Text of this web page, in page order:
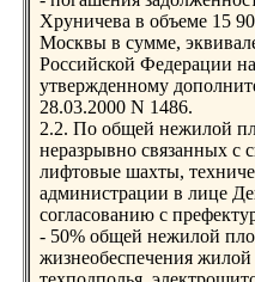
Хруничева в объеме 15
Москвы в сумме,
Российской Федерации
утвержденному
28.03.2000 N 1486.
2.2. По общей нежилой
неразрывно связанных с
лифтовые шахты,
администрации в лице
согласованию с
- 50% общей нежилой
жизнеобеспечения